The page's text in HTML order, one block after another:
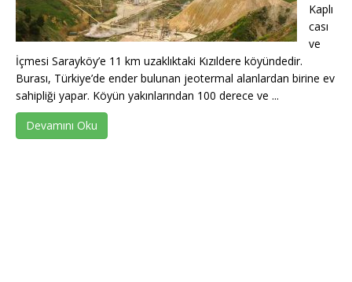
Kaplı
cası
ve
İçmesi Sarayköy’e 11 km uzaklıktaki Kızıldere köyündedir.
Burası, Türkiye’de ender bulunan jeotermal alanlardan birine ev
sahipliği yapar. Köyün yakınlarından 100 derece ve ...
Devamını Oku